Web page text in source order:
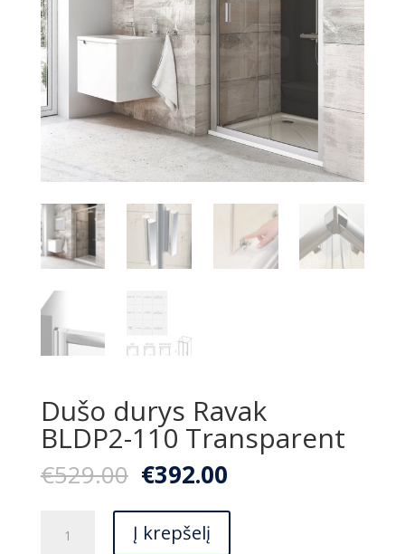
Dušo durys Ravak
BLDP2-110 Transparent
€529.00 Original
price
was:
€529.00.
€392.00Current
is:
kiekis:
Į krepšelį